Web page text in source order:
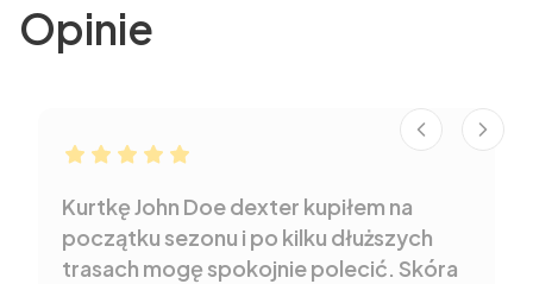
Opinie
Robert dał ocenę: 5
Kurtkę John Doe dexter kupiłem na
początku sezonu i po kilku dłuższych
trasach mogę spokojnie polecić. Skóra